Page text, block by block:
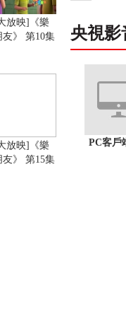
放映]《樂
友》 第10集
放映]《樂
友》 第15集
央視影
PC客戶